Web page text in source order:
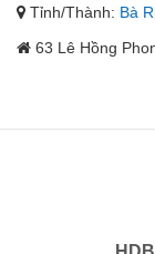
Tỉnh/Thành: Bà
63 Lê Hồng